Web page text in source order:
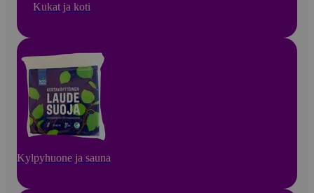
Kukat ja koti
Kylpyhuone ja sauna